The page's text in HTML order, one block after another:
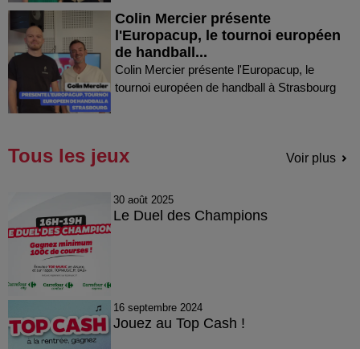
Colin Mercier présente
l'Europacup, le tournoi européen
de handball...
Colin Mercier présente l'Europacup, le
tournoi européen de handball à Strasbourg
Tous les jeux Voir plus
30 août 2025
Le Duel des Champions
16 septembre 2024
Jouez au Top Cash !